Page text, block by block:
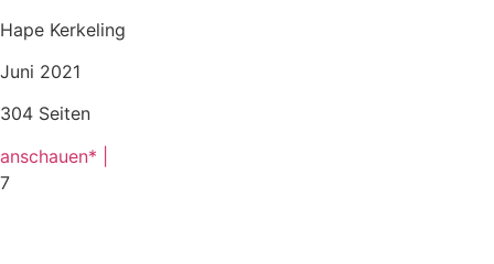
Hape Kerkeling
Juni 2021
304 Seiten
anschauen* |
7